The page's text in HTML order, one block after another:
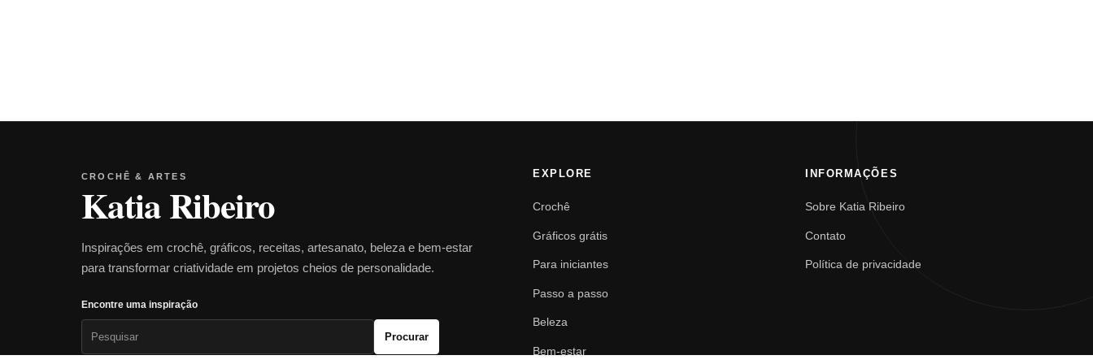
CROCHÊ & ARTES
Katia Ribeiro
Inspirações em crochê, gráficos, receitas, artesanato, beleza e bem-estar
para transformar criatividade em projetos cheios de personalidade.
Encontre uma inspiração
Procurar
EXPLORE
Crochê
Gráficos grátis
Para iniciantes
Passo a passo
Beleza
Bem-estar
INFORMAÇÕES
Sobre Katia Ribeiro
Contato
Política de privacidade